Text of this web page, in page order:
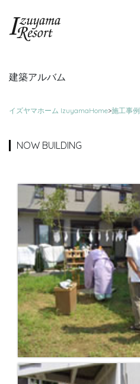
建築アルバム
イズヤマホーム IzuyamaHome>施工事例
NOW BUILDING